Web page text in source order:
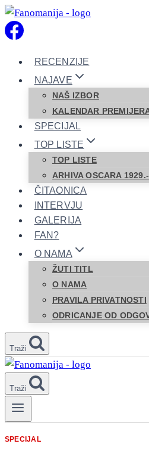
Skip
to
RECENZIJE
NAJAVE
NAŠ IZBOR
KALENDAR
SPECIJAL
TOP LISTE
TOP LISTE
ARHIVA OSCARA
ČITAONICA
INTERVJU
GALERIJA
FAN?
O NAMA
ŽUTI TITL
O NAMA
PRAVILA PRIVATNOSTI
ODRICANJE OD
Traži
Traži
SPECIJAL